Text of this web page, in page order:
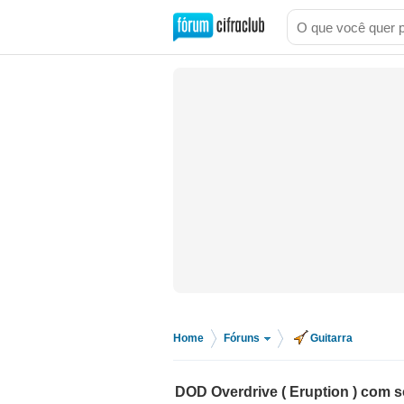
Home Fóruns Guitarra
DOD Overdrive ( Eruption ) com